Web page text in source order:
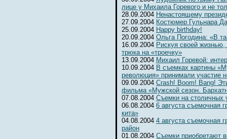
лице у Михаила Горевого и не
28.09.2004 Ненастоящему
27.09.2004 Костюмер Гульнара
25.09.2004 Happy birthday!
20.09.2004 Ольга Погодина: «В
16.09.2004 Рискуя своей
трюка на «троечку»
13.09.2004 Михаил Горевой:
10.09.2004 В съемках картины
революция» принимали участие
09.09.2004 Crash! Boom! Bang!
фильма «Мужской сезон.
07.08.2004 Съемки на столичных
06.08.2004 6 августа съемочная
кита»
04.08.2004 4 августа съемочная
район
01.08.2004 Съемки приобретают